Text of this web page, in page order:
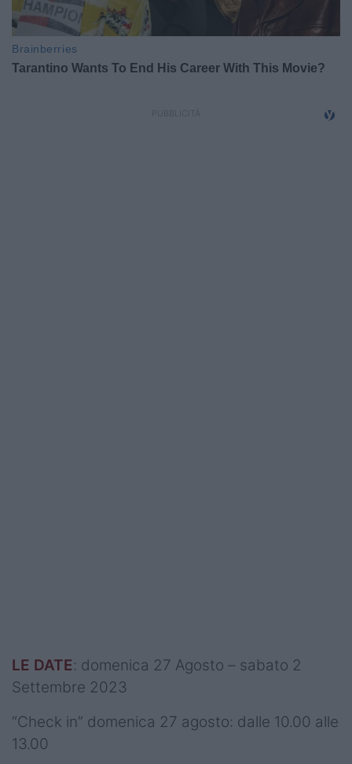
LE DATE: domenica 27 Agosto – sabato 2
Settembre 2023
“Check in” domenica 27 agosto: dalle 10.00 alle
13.00